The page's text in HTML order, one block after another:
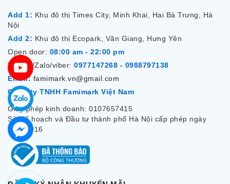
Add 1: Khu đô thị Times City, Minh Khai, Hai Bà Trưng, Hà
Nội
Add 2: Khu đô thị Ecopark, Văn Giang, Hưng Yên
Open door: 08:00 am - 22:00 pm
Hotline/Zalo/viber: 0977147268 - 0988797138
Email: famimark.vn@gmail.com
Công ty TNHH Famimark Việt Nam
Giấy phép kinh doanh: 0107657415
Sở Kế hoạch và Đầu tư thành phố Hà Nội cấp phép ngày
7/12/2016